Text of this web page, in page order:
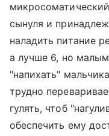
сынуля и
наладить питание
а лучше 6, но
"напихать"
трудно
гулять, чтоб
обеспечить ему